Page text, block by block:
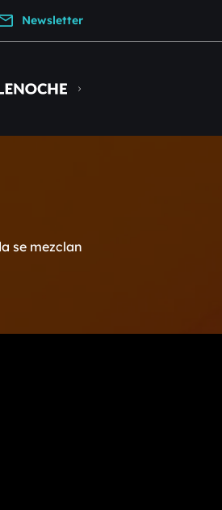
Newsletter
se mezclan